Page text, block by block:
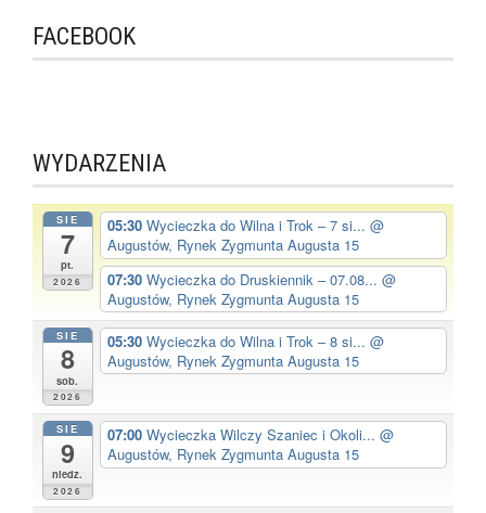
FACEBOOK
WYDARZENIA
SIE
7
pt.
2026
05:30 Wycieczka do Wilna i Trok – 7 si... @
Augustów, Rynek Zygmunta Augusta 15
07:30 Wycieczka do Druskiennik – 07.08... @
Augustów, Rynek Zygmunta Augusta 15
SIE
8
sob.
2026
05:30 Wycieczka do Wilna i Trok – 8 si... @
Augustów, Rynek Zygmunta Augusta 15
SIE
9
niedz.
2026
07:00 Wycieczka Wilczy Szaniec i Okoli... @
Augustów, Rynek Zygmunta Augusta 15